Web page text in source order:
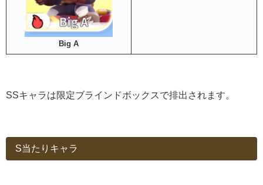
Big A
SSキャラは限定ブラインドボックスで排出されます。
S当たりキャラ